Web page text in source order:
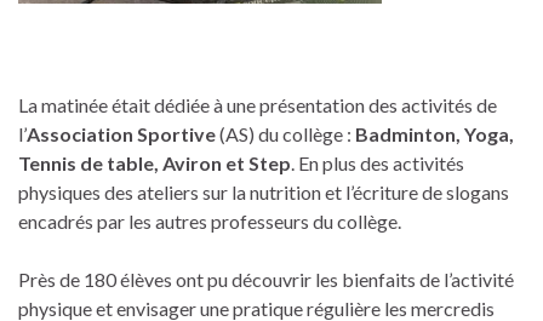
La matinée était dédiée à une présentation des activités de
l’Association Sportive(AS) du collège : Badminton, Yoga,
Tennis de table, Aviron et Step . En plus des activités
physiques des ateliers sur la nutrition et l’écriture de slogans
encadrés par les autres professeurs du collège.
Près de 180 élèves ont pu découvrir les bienfaits de l’activité
physique et envisager une pratique régulière les mercredis